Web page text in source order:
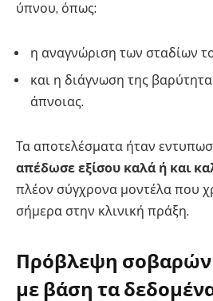
ύπνου, όπως:
η αναγνώριση των σταδίων
και η διάγνωση της
άπνοιας.
Τα αποτελέσματα ήταν
απέδωσε εξίσου καλά ή και
πλέον σύγχρονα μοντέλα που
σήμερα στην κλινική πράξη.
Πρόβλεψη
με βάση τα